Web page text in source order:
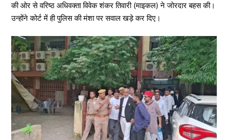
की ओर से वरिष्ठ अधिवक्ता विवेक शंकर तिवारी (माइकल) ने जोरदार बहस की।
उन्होंने कोर्ट में ही पुलिस की मंशा पर सवाल खड़े कर दिए।